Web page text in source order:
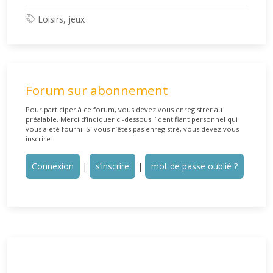
Loisirs, jeux
Forum sur abonnement
Pour participer à ce forum, vous devez vous enregistrer au
préalable. Merci d’indiquer ci-dessous l’identifiant personnel qui
vous a été fourni. Si vous n’êtes pas enregistré, vous devez vous
inscrire.
Connexion | s’inscrire | mot de passe oublié ?